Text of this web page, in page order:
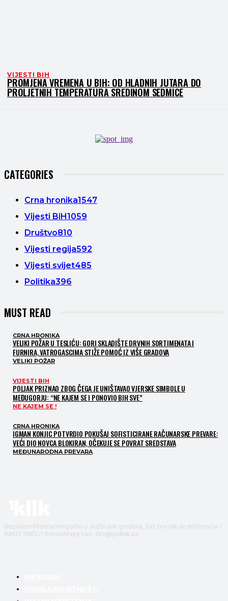
VIJESTI BIH
PROMJENA VREMENA U BIH: OD HLADNIH JUTARA DO
PROLJETNIH TEMPERATURA SREDINOM SEDMICE
CATEGORIES
Crna hronika1547
Vijesti BiH1059
Društvo810
Vijesti regija592
Vijesti svijet485
Politika396
MUST READ
CRNA HRONIKA
VELIKI POŽAR U TESLIĆU: GORI SKLADIŠTE DRVNIH SORTIMENATA I
FURNIRA, VATROGASCIMA STIŽE POMOĆ IZ VIŠE GRADOVA
VELIKI POŽAR
VIJESTI BIH
POLJAK PRIZNAO ZBOG ČEGA JE UNIŠTAVAO VJERSKE SIMBOLE U
MEĐUGORJU: “NE KAJEM SE I PONOVIO BIH SVE”
NE KAJEM SE !
CRNA HRONIKA
IGMAN KONJIC POTVRDIO POKUŠAJ SOFISTICIRANE RAČUNARSKE PREVARE:
VEĆI DIO NOVCA BLOKIRAN, OČEKUJE SE POVRAT SREDSTAVA
MEĐUNARODNA PREVARA
Nezavisni informativni portal u službi svih građana. Vaš prvi klik do informacija !
IMATE PRIČU? Kontaktirajte nas : info@prviklik.ba